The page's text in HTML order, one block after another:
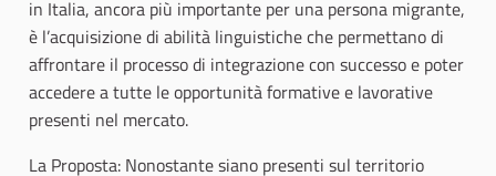
in Italia, ancora più importante per una persona migrante,
è l’acquisizione di abilità linguistiche che permettano di
affrontare il processo di integrazione con successo e poter
accedere a tutte le opportunità formative e lavorative
presenti nel mercato.
La Proposta: Nonostante siano presenti sul territorio